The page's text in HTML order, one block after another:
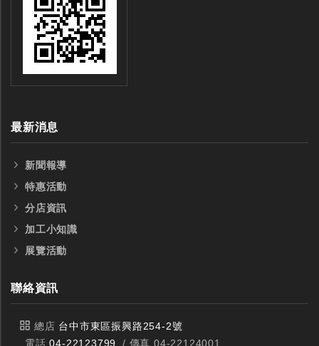
最新消息
新聞報導
特惠活動
分店資訊
加工小知識
展覽活動
聯絡資訊
總店 台中市東區振興路254-2號
電話04-22123799 / 傳真 04-22124001